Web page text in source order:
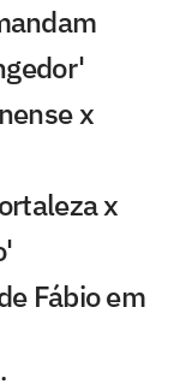
x
x
Fábio em